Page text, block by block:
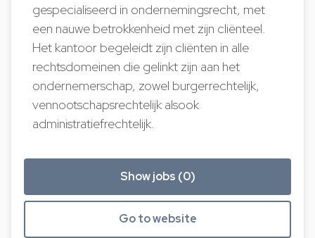
gespecialiseerd in ondernemingsrecht, met
een nauwe betrokkenheid met zijn cliënteel.
Het kantoor begeleidt zijn cliënten in alle
rechtsdomeinen die gelinkt zijn aan het
ondernemerschap, zowel burgerrechtelijk,
vennootschapsrechtelijk alsook
administratiefrechtelijk.
Show jobs (0)
Go to website